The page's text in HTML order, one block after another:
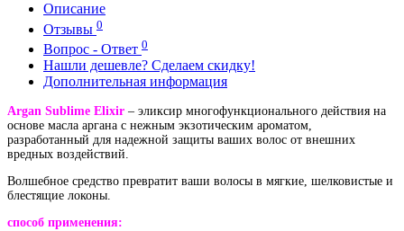
Описание
Отзывы 0
Вопрос - Ответ 0
Нашли дешевле? Сделаем скидку!
Дополнительная информация
Argan Sublime Elixir – эликсир многофункционального действия на
основе масла аргана с нежным экзотическим ароматом,
разработанный для надежной защиты ваших волос от внешних
вредных воздействий.
Волшебное средство превратит ваши волосы в мягкие, шелковистые и
блестящие локоны.
способ применения: